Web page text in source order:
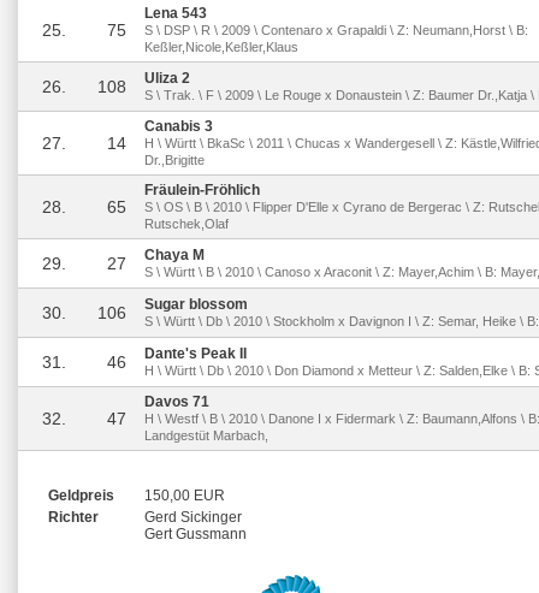
25. 75
Lena 543
S \ DSP \ R \ 2009 \ Contenaro x Grapaldi \ Z: Neumann,Horst \ B:
Keßler,Nicole,Keßler,Klaus
26. 108 Uliza 2
S \ Trak. \ F \ 2009 \ Le Rouge x Donaustein \ Z: Baumer Dr.,Katja \
27. 14
Canabis 3
H \ Württ \ BkaSc \ 2011 \ Chucas x Wandergesell \ Z:
Dr.,Brigitte
28. 65
Fräulein-Fröhlich
S \ OS \ B \ 2010 \ Flipper D'Elle x Cyrano de Bergerac \ Z:
Rutschek,Olaf
29. 27 Chaya M
S \ Württ \ B \ 2010 \ Canoso x Araconit \ Z: Mayer,Achim \ B:
30. 106 Sugar blossom
S \ Württ \ Db \ 2010 \ Stockholm x Davignon I \ Z: Semar, Heike \
31. 46 Dante's Peak II
H \ Württ \ Db \ 2010 \ Don Diamond x Metteur \ Z: Salden,Elke \ B:
32. 47
Davos 71
H \ Westf \ B \ 2010 \ Danone I x Fidermark \ Z: Baumann,Alfons \
Landgestüt Marbach,
Geldpreis
150,00 EUR
Richter
Gerd Sickinger
Gert Gussmann